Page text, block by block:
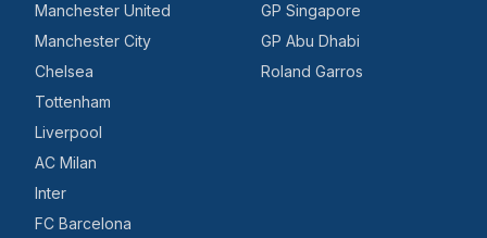
Manchester United
Manchester City
Chelsea
Tottenham
Liverpool
AC Milan
Inter
FC Barcelona
GP Singapore
GP Abu Dhabi
Roland Garros